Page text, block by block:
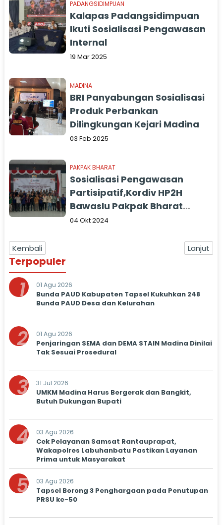
PADANGSIDIMPUAN
Kalapas Padangsidimpuan
Ikuti Sosialisasi Pengawasan
Internal
19 Mar 2025
MADINA
BRI Panyabungan Sosialisasi
Produk Perbankan
Dilingkungan Kejari Madina
03 Feb 2025
PAKPAK BHARAT
Sosialisasi Pengawasan
Partisipatif,Kordiv HP2H
Bawaslu Pakpak Bharat
Paparkan Materi
Pemilihan Kepala Daerah
04 Okt 2024
Kembali Lanjut
Terpopuler
1 01 Agu 2026
Bunda PAUD Kabupaten Tapsel Kukuhkan 248
Bunda PAUD Desa dan Kelurahan
2 01 Agu 2026
Penjaringan SEMA dan DEMA STAIN Madina Dinilai
Tak Sesuai Prosedural
3 31 Jul 2026
UMKM Madina Harus Bergerak dan Bangkit,
Butuh Dukungan Bupati
4 03 Agu 2026
Cek Pelayanan Samsat Rantauprapat,
Wakapolres Labuhanbatu Pastikan Layanan
Prima untuk Masyarakat
5 03 Agu 2026
Tapsel Borong 3 Penghargaan pada Penutupan
PRSU ke-50